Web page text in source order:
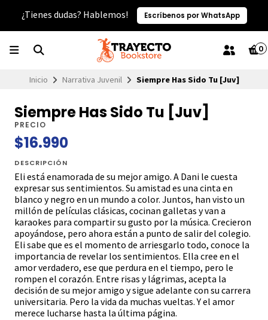
¿Tienes dudas? Hablemos! Escríbenos por WhatsApp
0
Inicio Narrativa Juvenil Siempre Has Sido Tu [Juv]
Siempre Has Sido Tu [Juv]
PRECIO
$16.990
DESCRIPCIÓN
Eli está enamorada de su mejor amigo. A Dani le cuesta
expresar sus sentimientos. Su amistad es una cinta en
blanco y negro en un mundo a color. Juntos, han visto un
millón de películas clásicas, cocinan galletas y van a
karaokes para compartir su gusto por la música. Crecieron
apoyándose, pero ahora están a punto de salir del colegio.
Eli sabe que es el momento de arriesgarlo todo, conoce la
importancia de revelar los sentimientos. Ella cree en el
amor verdadero, ese que perdura en el tiempo, pero le
rompen el corazón. Entre risas y lágrimas, acepta la
decisión de su mejor amigo y sigue adelante con su carrera
universitaria. Pero la vida da muchas vueltas. Y el amor
merece lucharse hasta la última página.